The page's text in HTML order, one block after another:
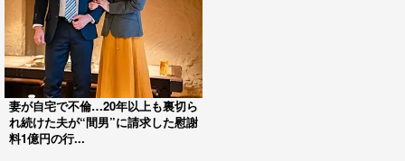
妻が自宅で不倫…20年以上も裏切ら
れ続けた夫が“間男”に請求した慰謝
料1億円の行...